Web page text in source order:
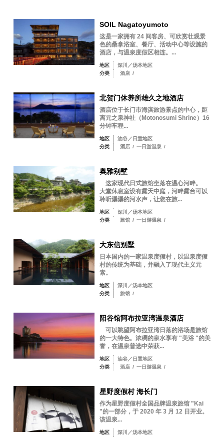
SOIL Nagatoyumoto
这是一家拥有 24 间客房、可欣赏壮观景
色的桑拿浴室、餐厅、活动中心等设施的
酒店，与温泉度假区相连。...
地区
深川／汤本地区
分类
酒店 /
北贺门休养所雄久之地酒店
酒店位于长门市海滨旅游景点的中心，距
离元之泉神社（Motonosumi Shrine）16
分钟车程...
地区
油谷／日置地区
分类
酒店 / 一日游温泉 /
奥雅别墅
这家现代日式旅馆坐落在温心河畔。
大堂休息室设有露天中庭，河畔露台可以
聆听潺潺的河水声，让您在旅...
地区
深川／汤本地区
分类
旅馆 / 一日游温泉 /
大东信别墅
日本国内的一家温泉度假村，以温泉度假
村的传统为基础，并融入了现代主义元
素。
地区
深川／汤本地区
分类
旅馆 /
阳谷馆阿布拉亚湾温泉酒店
可以眺望阿布拉亚湾日落的浴场是旅馆
的一大特色。浓稠的泉水享有 "美浴 "的美
誉，在温泉普选中荣获...
地区
油谷／日置地区
分类
酒店 / 一日游温泉 /
星野度假村 海长门
作为星野度假村全国品牌温泉旅馆 "Kai
"的一部分，于 2020 年 3 月 12 日开业。
该温泉...
地区
深川／汤本地区